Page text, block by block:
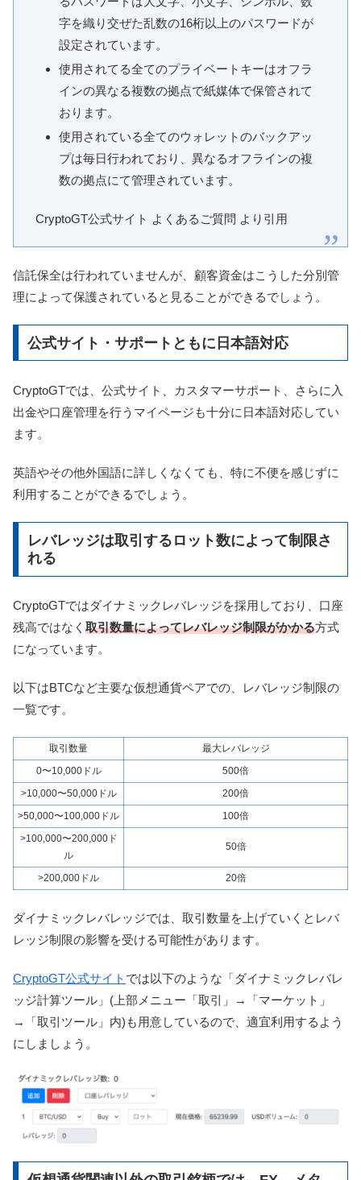
字を織り交ぜた乱数の16桁以上のパスワードが
設定されています。
使用されてる全てのプライベートキーはオフラ
インの異なる複数の拠点で紙媒体で保管されて
おります。
使用されている全てのウォレットのバックアッ
プは毎日行われており、異なるオフラインの複
数の拠点にて管理されています。
CryptoGT公式サイト よくあるご質問 より引用
信託保全は行われていませんが、顧客資金はこうした分別管
理によって保護されていると見ることができるでしょう。
公式サイト・サポートともに日本語対応
CryptoGTでは、公式サイト、カスタマーサポート、さらに入
出金や口座管理を行うマイページも十分に日本語対応してい
ます。
英語やその他外国語に詳しくなくても、特に不便を感じずに
利用することができるでしょう。
レバレッジは取引するロット数によって制限さ
れる
CryptoGTではダイナミックレバレッジを採用しており、口座
残高ではなく 取引数量によってレバレッジ制限がかかる方式
になっています。
以下はBTCなど主要な仮想通貨ペアでの、レバレッジ制限の
一覧です。
取引数量
最大レバレッジ
0〜10,000ドル
500倍
>10,000〜50,000ドル
200倍
>50,000〜100,000ドル
100倍
>100,000〜200,000ド
ル
50倍
>200,000ドル 20倍
ダイナミックレバレッジでは、取引数量を上げていくとレバ
レッジ制限の影響を受ける可能性があります。
CryptoGT公式サイト では以下のような「ダイナミックレバレ
ッジ計算ツール」(上部メニュー「取引」→「マーケット」
→「取引ツール」内)も用意しているので、適宜利用するよう
にしましょう。